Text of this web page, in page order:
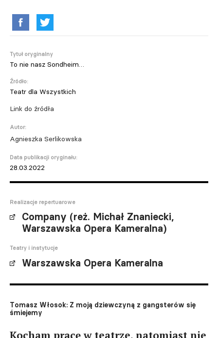
Tytuł oryginalny
To nie nasz Sondheim…
Źródło:
Teatr dla Wszystkich
Link do źródła
Autor:
Agnieszka Serlikowska
Data publikacji oryginału:
28.03.2022
Realizacje repertuarowe
Company (reż. Michał Znaniecki,
Warszawska Opera Kameralna)
Teatry i instytucje
Warszawska Opera Kameralna
Tomasz Włosok: Z moją dziewczyną z gangsterów się
śmiejemy
Kocham pracę w teatrze, natomiast nie